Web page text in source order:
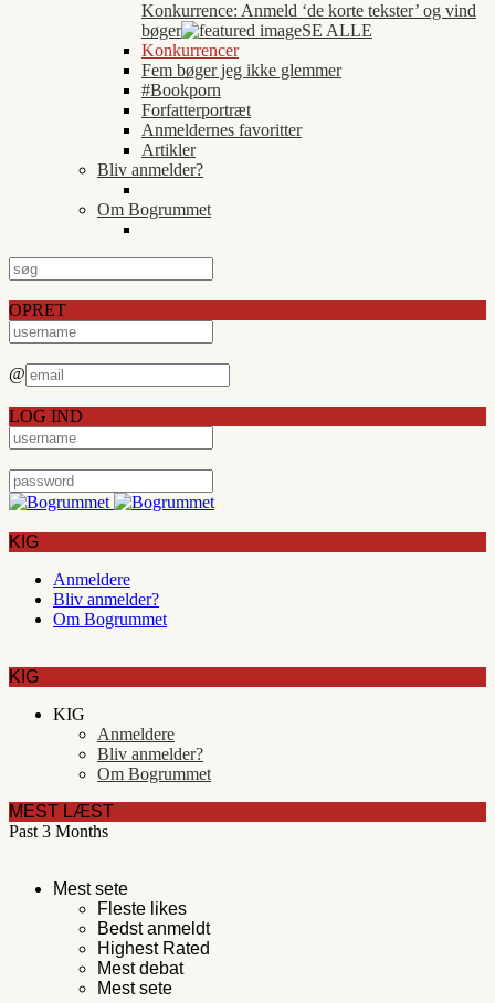
Konkurrence: Anmeld ‘de korte tekster’ og vind
bøger
SE ALLE
Konkurrencer
Fem bøger jeg ikke glemmer
#Bookporn
Forfatterportræt
Anmeldernes favoritter
Artikler
Bliv anmelder?
Om Bogrummet
OPRET
@
LOG IND
KIG
Anmeldere
Bliv anmelder?
Om Bogrummet
KIG
KIG
Anmeldere
Bliv anmelder?
Om Bogrummet
MEST LÆST
Past 3 Months
Mest sete
Fleste likes
Bedst anmeldt
Highest Rated
Mest debat
Mest sete